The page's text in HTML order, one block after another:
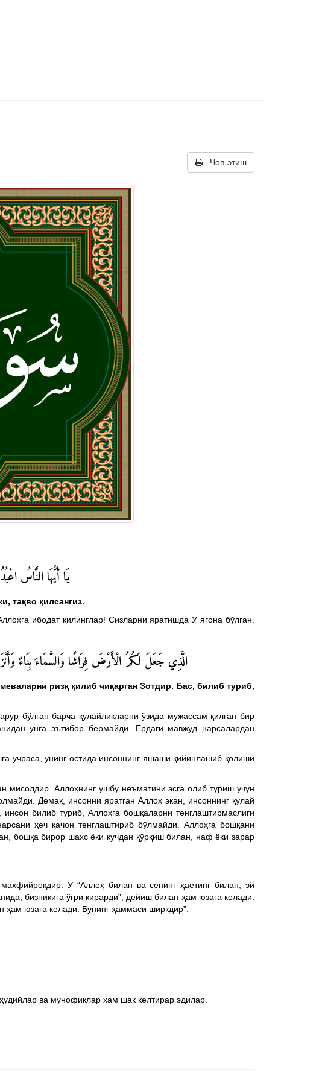
Чоп этиш
يَا أَيُّهَا النَّاسُ
тақво қилсангиз.
ибодат қилинглар! Сизларни яратишда У ягона бўлган.
الَّذِي جَعَلَ لَكُمُ الْأَرْضَ فِرَاشًا وَالسَّمَاءَ بِنَاءً
ризқ қилиб чиқарган Зотдир. Бас, билиб туриб,
бўлган барча қулайликларни ўзида мужассам қилган бир
унга эътибор бермайди. Ердаги мавжуд нарсалардан
учраса, унинг остида инсоннинг яшаши қийинлашиб қолиши
мисолдир. Аллоҳнинг ушбу неъматини эсга олиб туриш учун
Демак, инсонни яратган Аллоҳ экан, инсоннинг қулай
билиб туриб, Аллоҳга бошқаларни тенглаштирмаслиги
ҳеч қачон тенглаштириб бўлмайди. Аллоҳга бошқани
бошқа бирор шахс ёки кучдан қўрқиш билан, наф ёки зарар
У “Аллоҳ билан ва сенинг ҳаётинг билан, эй
бизникига ўғри кирарди”, дейиш билан ҳам юзага келади.
ҳам юзага келади. Бунинг ҳаммаси ширкдир”.
ва мунофиқлар ҳам шак келтирар эдилар.